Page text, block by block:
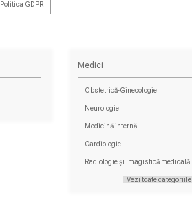
Politica GDPR
Medici
Obstetrică-Ginecologie
Neurologie
Medicină internă
Cardiologie
Radiologie și imagistică medicală
Vezi toate categoriile